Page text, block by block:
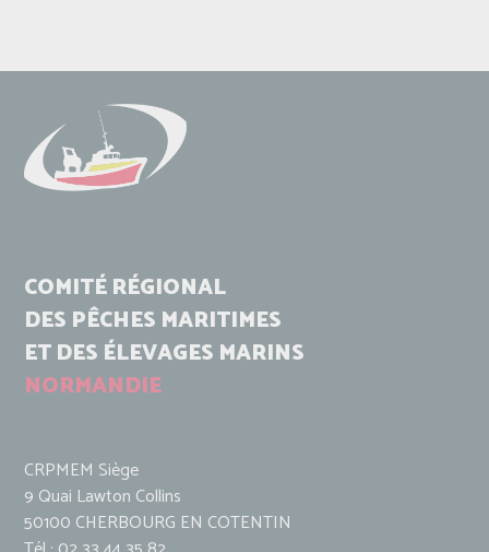
COMITÉ RÉGIONAL
DES PÊCHES MARITIMES
ET DES ÉLEVAGES MARINS
NORMANDIE
CRPMEM Siège
9 Quai Lawton Collins
50100 CHERBOURG EN COTENTIN